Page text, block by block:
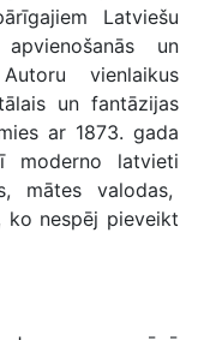
Latviešu
un
vienlaikus
un fantāzijas
ar 1873. gada
moderno latvieti
mātes valodas,
ko nespēj pieveikt